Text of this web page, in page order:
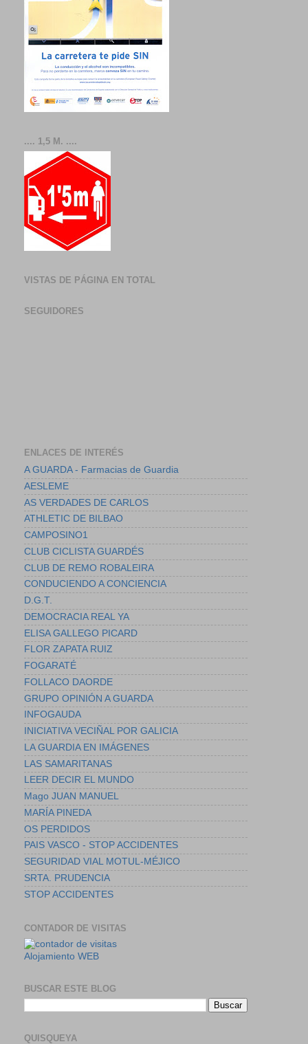
.... 1,5 M. ....
VISTAS DE PÁGINA EN TOTAL
SEGUIDORES
ENLACES DE INTERÉS
A GUARDA - Farmacias de Guardia
AESLEME
AS VERDADES DE CARLOS
ATHLETIC DE BILBAO
CAMPOSINO1
CLUB CICLISTA GUARDÉS
CLUB DE REMO ROBALEIRA
CONDUCIENDO A CONCIENCIA
D.G.T.
DEMOCRACIA REAL YA
ELISA GALLEGO PICARD
FLOR ZAPATA RUIZ
FOGARATÉ
FOLLACO DAORDE
GRUPO OPINIÓN A GUARDA
INFOGAUDA
INICIATIVA VECIÑAL POR GALICIA
LA GUARDIA EN IMÁGENES
LAS SAMARITANAS
LEER DECIR EL MUNDO
Mago JUAN MANUEL
MARÍA PINEDA
OS PERDIDOS
PAIS VASCO - STOP ACCIDENTES
SEGURIDAD VIAL MOTUL-MÉJICO
SRTA. PRUDENCIA
STOP ACCIDENTES
CONTADOR DE VISITAS
Alojamiento WEB
BUSCAR ESTE BLOG
QUISQUEYA